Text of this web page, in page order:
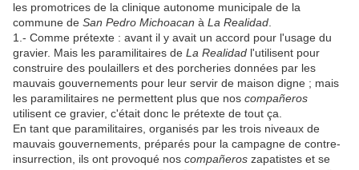
les promotrices de la clinique autonome municipale de la
commune de San Pedro Michoacan à La Realidad
1.- Comme prétexte : avant il y avait un accord pour l'usage du
gravier. Mais les paramilitaires de La Realidad l'utilisent pour
construire des poulaillers et des porcheries données par les
mauvais gouvernements pour leur servir de maison digne ; mais
les paramilitaires ne permettent plus que nos compañeros
utilisent ce gravier, c'était donc le prétexte de tout ça.
En tant que paramilitaires, organisés par les trois niveaux de
mauvais gouvernements, préparés pour la campagne de contre-
insurrection, ils ont provoqué nos compañeros zapatistes et se